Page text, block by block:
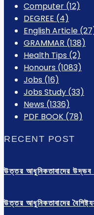
Computer (12)
DEGREE (4)
English Article
GRAMMAR (138)
Health Tips (2)
Honours (1083)
Jobs (16)
Jobs Study (33)
News (1336)
PDF BOOK (78)
RECENT POST
উত্তর আধুনিকতাবাদের
উত্তর আধুনিকতাবাদের